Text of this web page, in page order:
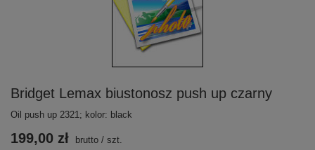
Bridget Lemax biustonosz push up czarny
Oil push up 2321; kolor: black
199,00 zł brutto / szt.